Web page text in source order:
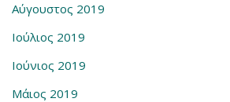
Αύγουστος 2019
Ιούλιος 2019
Ιούνιος 2019
Μάιος 2019